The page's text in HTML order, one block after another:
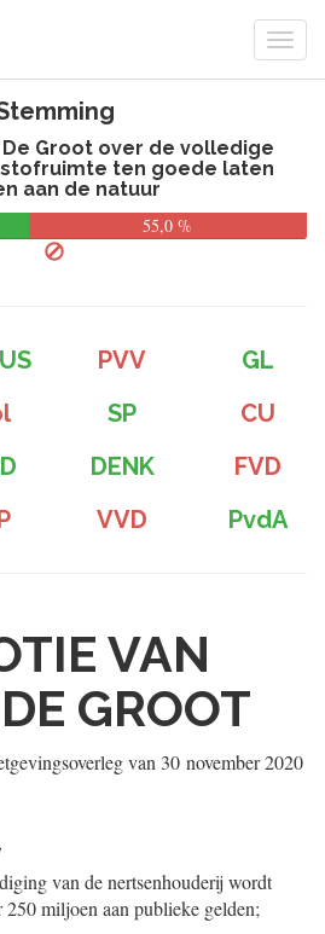
Groot over de volledige
ten goede laten
aan de natuur
55,0 %
PVV
GL
SP
CU
DENK
FVD
VVD PvdA
VAN
GROOT
van 30 november 2020
van de nertsenhouderij wordt
250 miljoen aan publieke gelden;